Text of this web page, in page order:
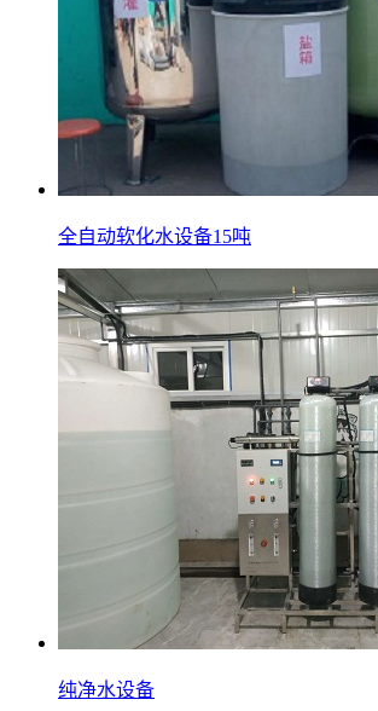
全自动软化水设备15吨
纯净水设备